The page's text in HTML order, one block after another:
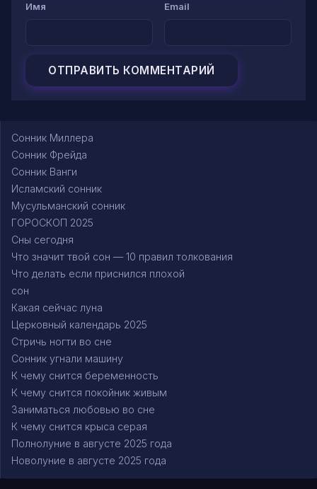
Имя Email
Сонник Миллера
Сонник Фрейда
Сонник Ванги
Исламский сонник
Мусульманский сонник
ГОРОСКОП 2025
Сны сегодня
Что значит твой сон — 10 правил толкования
Что делать если приснился плохой
сон
Какая сейчас луна
Церковный календарь 2025
Стричь ногти во сне
Сонник угнали машину
К чему снится беременность
К чему снится покойник живым
Заниматься любовью во сне
К чему снится крыса серая
Полнолуние в августе 2025 года
Новолуние в августе 2025 года